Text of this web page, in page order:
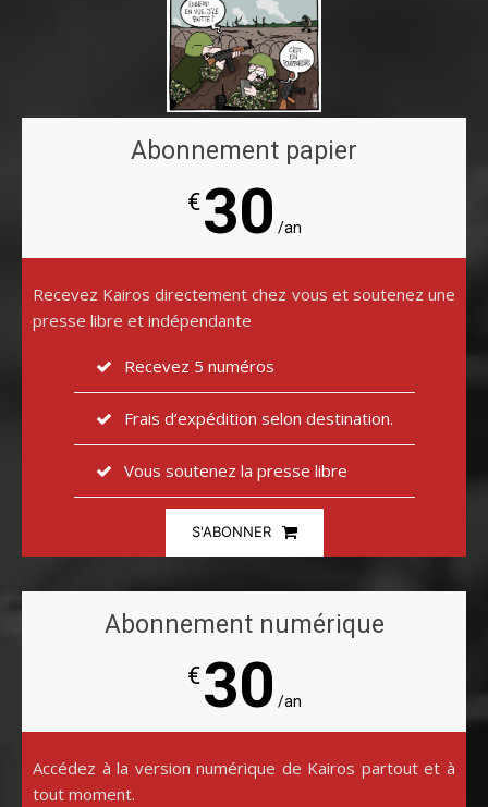
Abonnement papier
€30 /an
Recevez Kairos directement chez vous et soutenez une
presse libre et indépendante
Recevez 5 numéros
Frais d’expédition selon destination.
Vous soutenez la presse libre
S'ABONNER
Abonnement numérique
€30 /an
Accédez à la version numérique de Kairos partout et à
tout moment.